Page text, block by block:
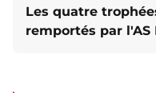
Les quatre
remportés par l'AS